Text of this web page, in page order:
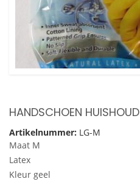
HANDSCHOEN HUISHOUD
Artikelnummer: LG-M
Maat M
Latex
Kleur geel